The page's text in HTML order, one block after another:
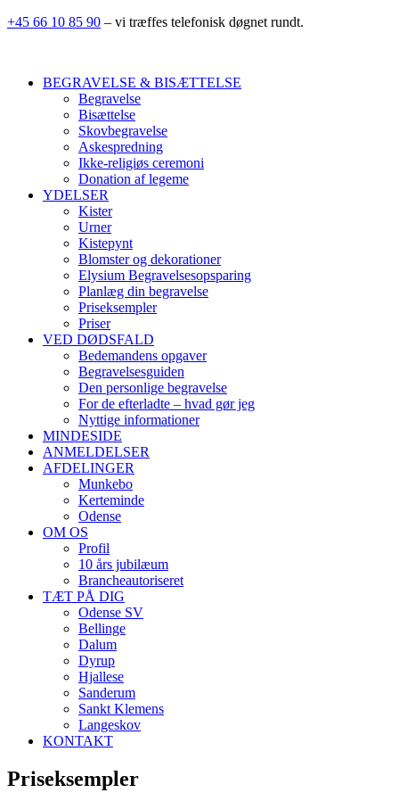
+45 66 10 85 90 – vi træffes telefonisk døgnet rundt.
BEGRAVELSE & BISÆTTELSE
Begravelse
Bisættelse
Skovbegravelse
Askespredning
Ikke-religiøs ceremoni
Donation af legeme
YDELSER
Kister
Urner
Kistepynt
Blomster og dekorationer
Elysium Begravelsesopsparing
Planlæg din begravelse
Priseksempler
Priser
VED DØDSFALD
Bedemandens opgaver
Begravelsesguiden
Den personlige begravelse
For de efterladte – hvad gør jeg
Nyttige informationer
MINDESIDE
ANMELDELSER
AFDELINGER
Munkebo
Kerteminde
Odense
OM OS
Profil
10 års jubilæum
Brancheautoriseret
TÆT PÅ DIG
Odense SV
Bellinge
Dalum
Dyrup
Hjallese
Sanderum
Sankt Klemens
Langeskov
KONTAKT
Priseksempler